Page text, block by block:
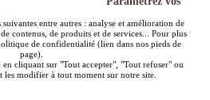
entre autres : analyse et amélioration de
contenus, de produits et de services... Pour plus
de confidentialité (lien dans nos pieds de
page).
cliquant sur "Tout accepter", "Tout refuser" ou
les modifier à tout moment sur notre site.